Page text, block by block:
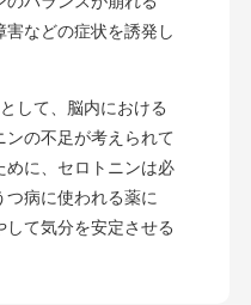
害などの症状を誘発し
して、脳内における
ンの不足が考えられて
めに、セロトニンは必
つ病に使われる薬に
て気分を安定させる